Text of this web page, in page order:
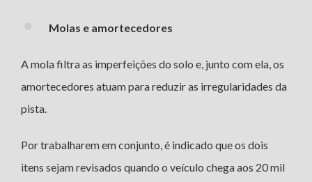
Molas e amortecedores
A mola filtra as imperfeições do solo e, junto com ela, os
amortecedores atuam para reduzir as irregularidades da
pista.
Por trabalharem em conjunto, é indicado que os dois
itens sejam revisados quando o veículo chega aos 20 mil